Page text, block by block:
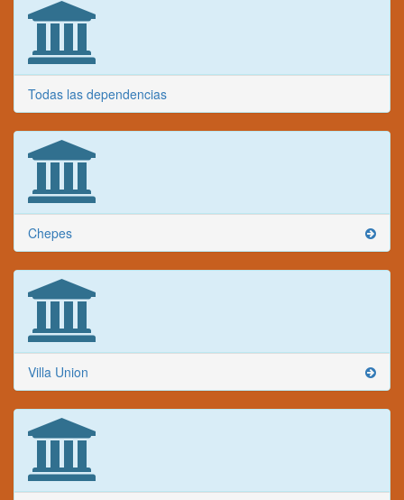
Todas las dependencias
Chepes
Villa Union